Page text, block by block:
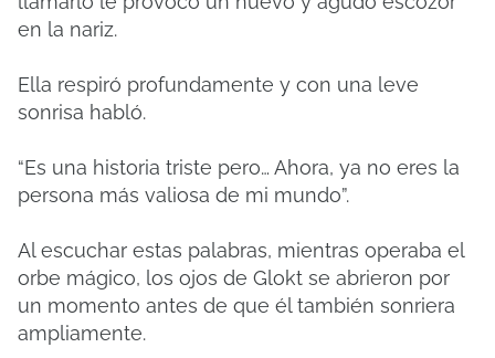
en la nariz.
Ella respiró profundamente y con una leve
sonrisa habló.
“Es una historia triste pero… Ahora, ya no eres la
persona más valiosa de mi mundo”.
Al escuchar estas palabras, mientras operaba el
orbe mágico, los ojos de Glokt se abrieron por
un momento antes de que él también sonriera
ampliamente.